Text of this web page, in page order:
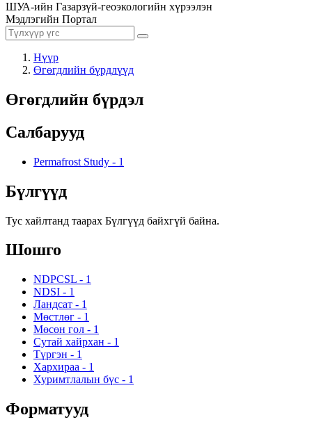
ШУА-ийн Газарзүй-геоэкологийн хүрээлэн
Мэдлэгийн Портал
Нүүр
Өгөгдлийн бүрдлүүд
Өгөгдлийн бүрдэл
Салбарууд
Permafrost Study - 1
Бүлгүүд
Тус хайлтанд таарах Бүлгүүд байхгүй байна.
Шошго
NDPCSL - 1
NDSI - 1
Ландсат - 1
Мөстлөг - 1
Мөсөн гол - 1
Сутай хайрхан - 1
Түргэн - 1
Хархираа - 1
Хуримтлалын бүс - 1
Форматууд